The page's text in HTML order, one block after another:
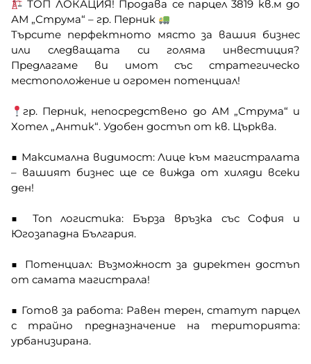
ТОП ЛОКАЦИЯ! Продава се парцел 3819 кв.м до
АМ „Струма“ – гр. Перник
Търсите перфектното място за вашия бизнес
или следващата си голяма инвестиция?
Предлагаме ви имот със стратегическо
местоположение и огромен потенциал!
гр. Перник, непосредствено до АМ „Струма“ и
Хотел „Антик“. Удобен достъп от кв. Църква.
■ Максимална видимост: Лице към магистралата
– вашият бизнес ще се вижда от хиляди всеки
ден!
■ Топ логистика: Бърза връзка със София и
Югозападна България.
■ Потенциал: Възможност за директен достъп
от самата магистрала!
■ Готов за работа: Равен терен, статут парцел
с трайно предназначение на територията:
урбанизирана.